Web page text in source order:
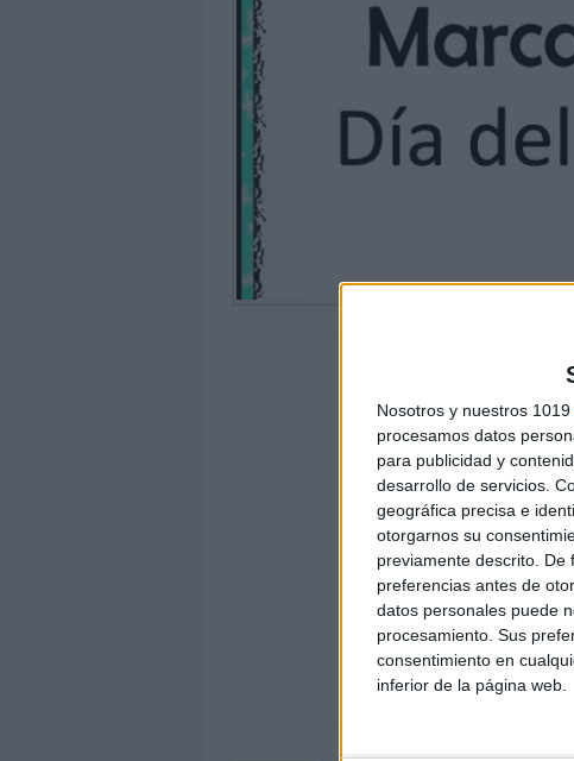
Nosotros y nuestros 1019
procesamos datos
para publicidad y
desarrollo de servicios.
geográfica precisa e
otorgarnos su
previamente descrito.
preferencias antes de
datos personales puede
procesamiento. Sus
consentimiento en
inferior de la página web.